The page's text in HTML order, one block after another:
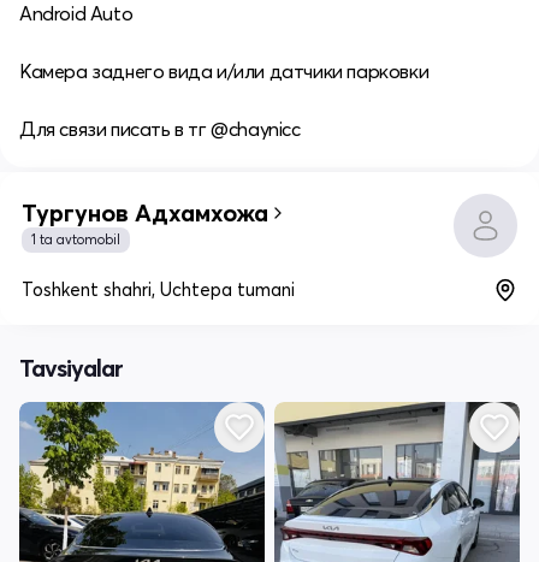
Android Auto
Камера заднего вида и/или датчики парковки
Для связи писать в тг @chaynicc
Тургунов Адхамхожа
1 ta avtomobil
Toshkent shahri, Uchtepa tumani
Tavsiyalar